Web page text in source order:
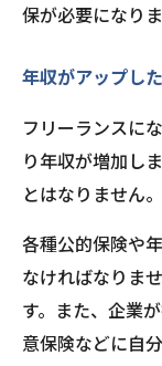
保が必要になりま
年収がアップし
フリーランスに
り年収が増加し
とはなりません。
各種公的保険や
なければなりま
す。また、企業
意保険などに自